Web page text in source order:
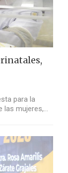
para la
las mujeres,…